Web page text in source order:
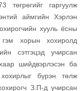
төгрөгийг гаргуулж
аймгийн Хэрлэн
хууль ёсны
гэм хорын хохиролд
сэтгэцэд учирсан
шийдвэрлэсэн ба
бүрэн төлж
З.П-д учирсан